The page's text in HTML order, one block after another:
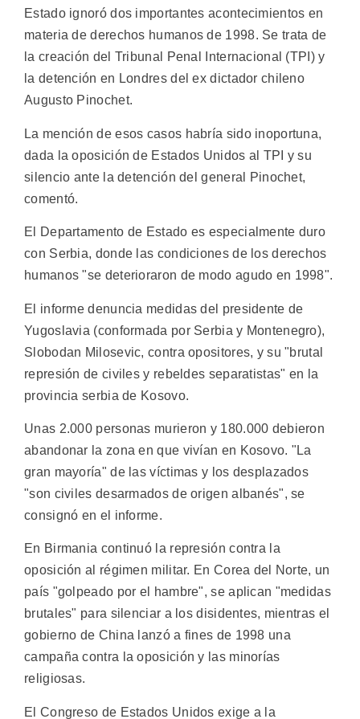
Estado ignoró dos importantes acontecimientos en
materia de derechos humanos de 1998. Se trata de
la creación del Tribunal Penal Internacional (TPI) y
la detención en Londres del ex dictador chileno
Augusto Pinochet.
La mención de esos casos habría sido inoportuna,
dada la oposición de Estados Unidos al TPI y su
silencio ante la detención del general Pinochet,
comentó.
El Departamento de Estado es especialmente duro
con Serbia, donde las condiciones de los derechos
humanos "se deterioraron de modo agudo en 1998".
El informe denuncia medidas del presidente de
Yugoslavia (conformada por Serbia y Montenegro),
Slobodan Milosevic, contra opositores, y su "brutal
represión de civiles y rebeldes separatistas" en la
provincia serbia de Kosovo.
Unas 2.000 personas murieron y 180.000 debieron
abandonar la zona en que vivían en Kosovo. "La
gran mayoría" de las víctimas y los desplazados
"son civiles desarmados de origen albanés", se
consignó en el informe.
En Birmania continuó la represión contra la
oposición al régimen militar. En Corea del Norte, un
país "golpeado por el hambre", se aplican "medidas
brutales" para silenciar a los disidentes, mientras el
gobierno de China lanzó a fines de 1998 una
campaña contra la oposición y las minorías
religiosas.
El Congreso de Estados Unidos exige a la